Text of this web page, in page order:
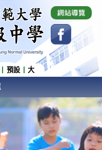
Senior
Normal
預設 大
OF NATIONAL
UNIVERSITY